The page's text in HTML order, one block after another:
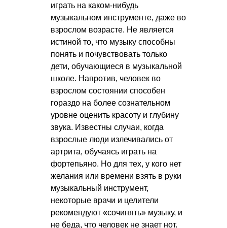
играть на каком-нибудь
музыкальном инструменте, даже во
взрослом возрасте. Не является
истиной то, что музыку способны
понять и почувствовать только
дети, обучающиеся в музыкальной
школе. Напротив, человек во
взрослом состоянии способен
гораздо на более сознательном
уровне оценить красоту и глубину
звука. Известны случаи, когда
взрослые люди излечивались от
артрита, обучаясь играть на
фортепьяно. Но для тех, у кого нет
желания или времени взять в руки
музыкальный инструмент,
некоторые врачи и целители
рекомендуют «сочинять» музыку, и
не беда, что человек не знает нот.